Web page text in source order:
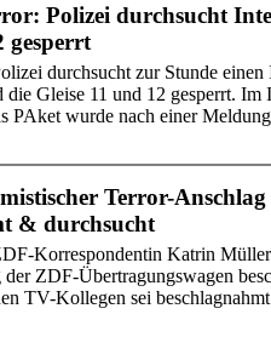
Polizei durchsucht
gesperrt
durchsucht zur Stunde
Gleise 11 und 12 gesperrt.
PAket wurde nach einer
Terror-
& durchsucht
Korrespondentin Katrin
der ZDF-Übertragungswagen
TV-Kollegen sei